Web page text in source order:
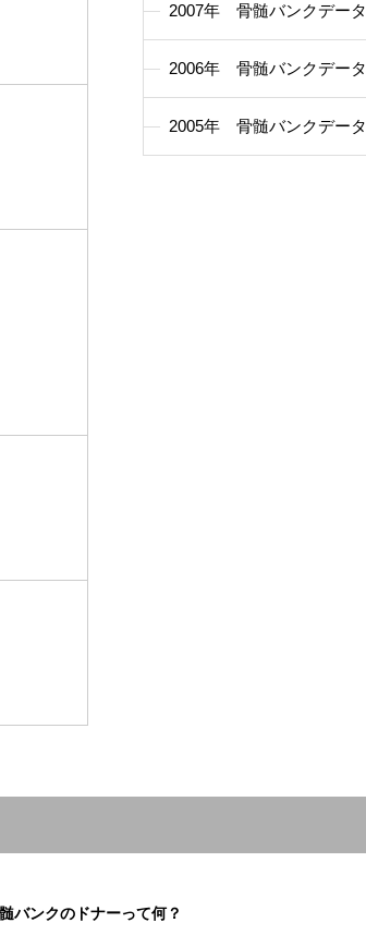
2007年 骨髄バンクデータ
2006年 骨髄バンクデータ
2005年 骨髄バンクデータ
バンクのドナーって何？